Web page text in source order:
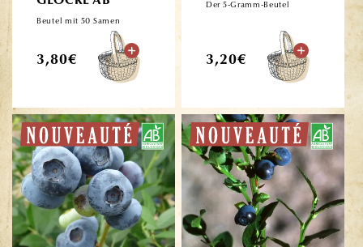
Beutel mit 50 Samen
Normaler
3,80€
Der 5-Gramm-Beutel
Normaler
3,20€